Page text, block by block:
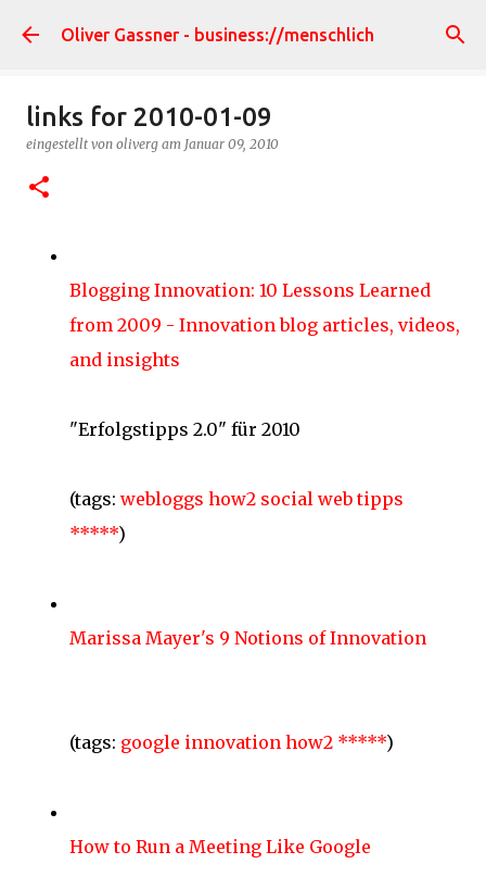
Direkt zum Hauptbereich
Oliver Gassner - business://menschlich
links for 2010-01-09
eingestellt von oliverg am Januar 09, 2010
Blogging Innovation: 10 Lessons Learned
from 2009 - Innovation blog articles, videos,
and insights
"Erfolgstipps 2.0" für 2010
(tags: webloggs how2 social web tipps
*****)
Marissa Mayer's 9 Notions of Innovation
(tags: google innovation how2 *****)
How to Run a Meeting Like Google